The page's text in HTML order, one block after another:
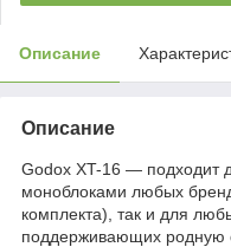
Описание
Описание
Godox XT-16 — подходит
моноблоками любых
комплекта), так и для
поддерживающих родную